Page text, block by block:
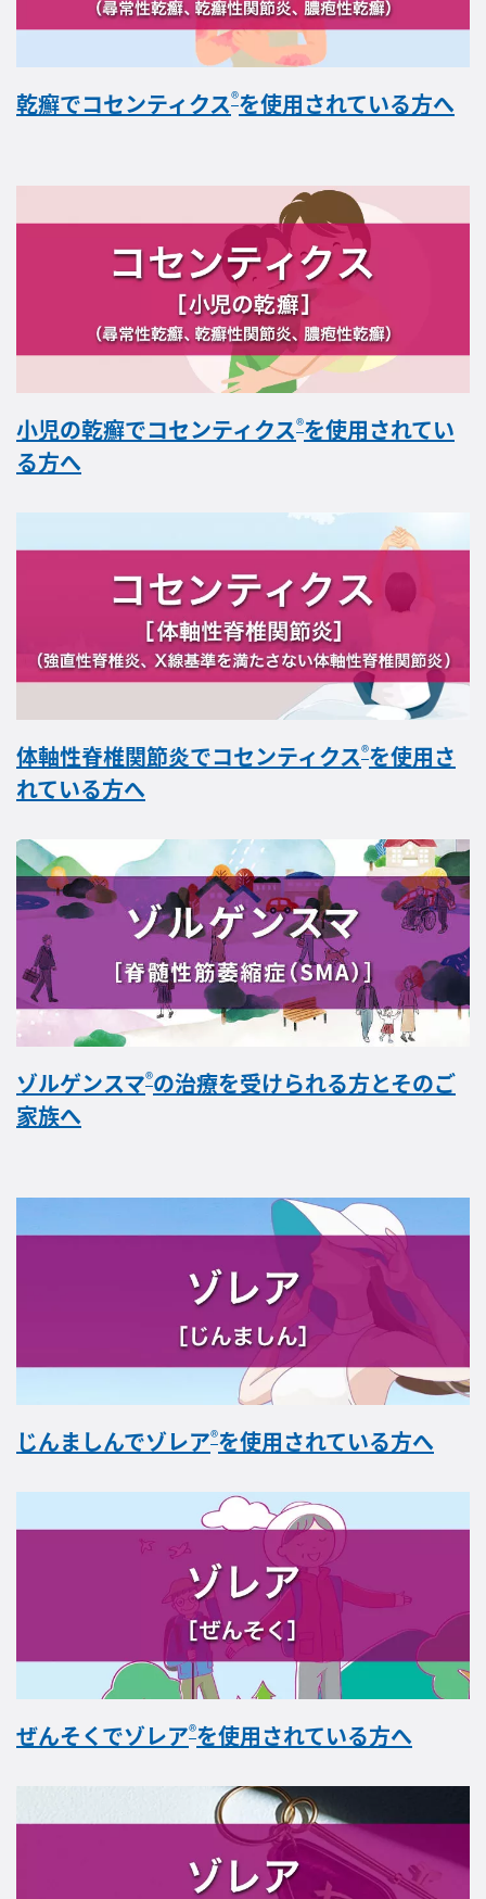
乾癬でコセンティクス®を使用されている方へ
小児の乾癬でコセンティクス®を使用されてい
る方へ
体軸性脊椎関節炎でコセンティクス®を使用さ
れている方へ
ゾルゲンスマ®の治療を受けられる方とそのご
家族へ
じんましんでゾレア®を使用されている方へ
ぜんそくでゾレア®を使用されている方へ